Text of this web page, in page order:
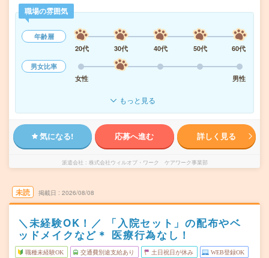
職場の雰囲気
年齢層
20代
30代 40代 50代
60代
男女比率
女性
男性
もっと見る
気になる! 応募へ進む 詳しく見る
派遣会社 株式会社ウィルオブ・ワーク ケアワーク事業部
未読 掲載日 2026/08/08
＼未経験OK！／ 「入院セット」の配布やベ
ッドメイクなど＊ 医療行為なし！
職種未経験OK 交通費別途支給あり 土日祝日が休み WEB登録OK